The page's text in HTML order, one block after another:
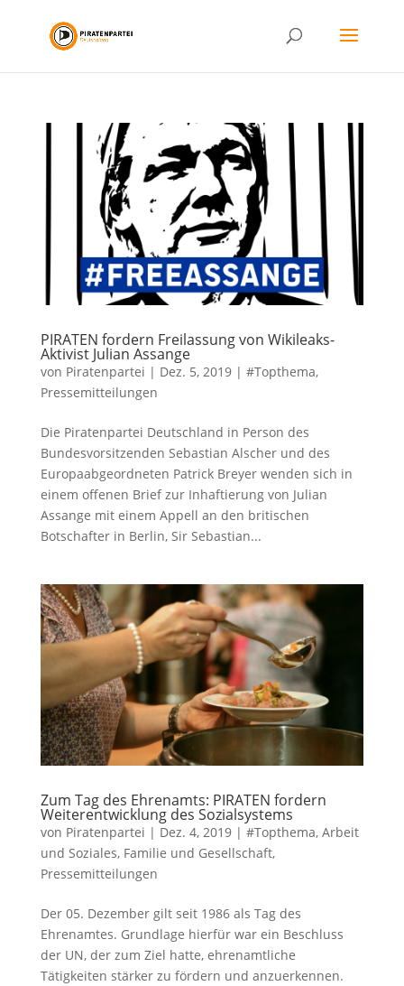
PIRATEN fordern Freilassung von Wikileaks-
Aktivist Julian Assange
von Piratenpartei | Dez. 5, 2019| #Topthema,
Pressemitteilungen
Die Piratenpartei Deutschland in Person des
Bundesvorsitzenden Sebastian Alscher und des
Europaabgeordneten Patrick Breyer wenden sich in
einem offenen Brief zur Inhaftierung von Julian
Assange mit einem Appell an den britischen
Botschafter in Berlin, Sir Sebastian...
Zum Tag des Ehrenamts: PIRATEN fordern
Weiterentwicklung des Sozialsystems
von Piratenpartei | Dez. 4, 2019| #Topthema, Arbeit
und Soziales, Familie und Gesellschaft,
Pressemitteilungen
Der 05. Dezember gilt seit 1986 als Tag des
Ehrenamtes. Grundlage hierfür war ein Beschluss
der UN, der zum Ziel hatte, ehrenamtliche
Tätigkeiten stärker zu fördern und anzuerkennen.